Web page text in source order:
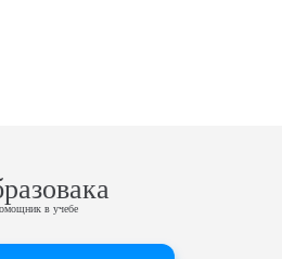
в учебе